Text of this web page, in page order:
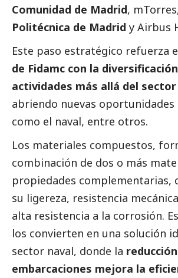
Comunidad de Madrid, mTorres
Politécnica de Madrid y Airbus
Este paso estratégico refuerza
de Fidamc con la
actividades más allá del
abriendo nuevas oportunidades
como el naval, entre otros.
Los materiales compuestos,
combinación de dos o más
propiedades complementarias,
su ligereza, resistencia
alta resistencia a la corrosión.
los convierten en una solución
sector naval, donde la
embarcaciones mejora la